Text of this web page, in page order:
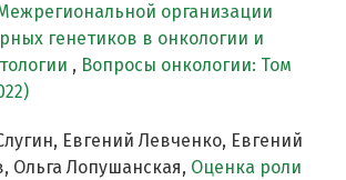
организации
генетиков в онкологии и
, Вопросы онкологии: Том
Евгений Левченко, Евгений
Ольга Лопушанская, Оценка роли